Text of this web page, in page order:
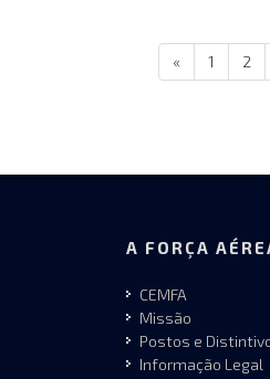
« 1 2
A FORÇA
CEMFA
Missão
Postos e
Informação Legal